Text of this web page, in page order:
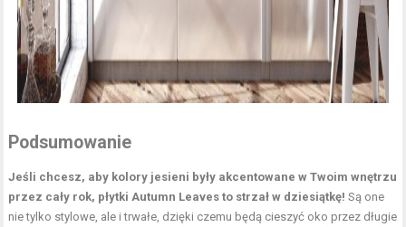
Podsumowanie
Jeśli chcesz, aby kolory jesieni były akcentowane w Twoim wnętrzu
przez cały rok, płytki Autumn Leavesto strzał w dziesiątkę!Są one
nie tylko stylowe, ale i trwałe, dzięki czemu będą cieszyć oko przez długie